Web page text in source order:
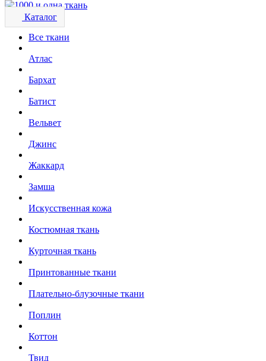
Каталог
Все ткани
Атлас
Бархат
Батист
Вельвет
Джинс
Жаккард
Замша
Искусственная кожа
Костюмная ткань
Курточная ткань
Принтованные ткани
Плательно-блузочные ткани
Поплин
Коттон
Твид